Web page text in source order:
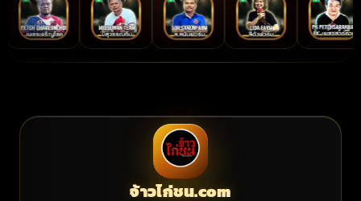
จ้าวไก่ชน.com